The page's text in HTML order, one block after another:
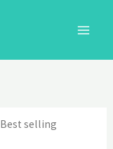
Best selling